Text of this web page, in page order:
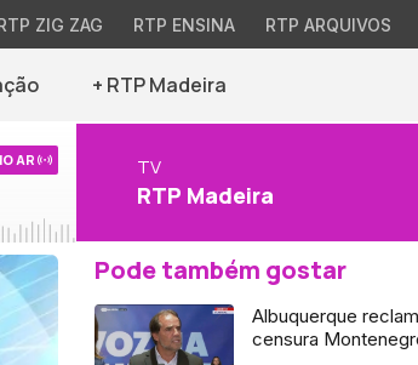
ZIG ZAG RTP ENSINA RTP ARQUIVOS
+ RTP Madeira
AR TV
RTP Madeira
Pode também gostar
Albuquerque
censura